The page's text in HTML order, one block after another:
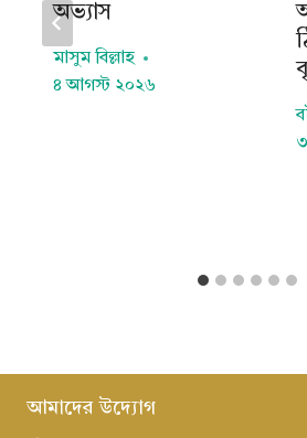
অভ্যাস
মাসুম বিল্লাহ
৪ আগস্ট ২০২৬
আমাদের উদ্যোগ